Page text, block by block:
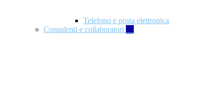
Telefono e posta elettronica
Consulenti e collaboratori 57